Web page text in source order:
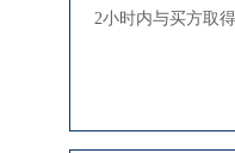
2小时内与买方取